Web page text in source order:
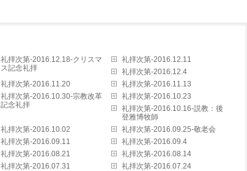
礼拝次第-2016.12.18-クリスマ
ス記念礼拝
礼拝次第-2016.12.11
礼拝次第-2016.12.4
礼拝次第-2016.11.20
礼拝次第-2016.11.13
礼拝次第-2016.10.30-宗教改革
記念礼拝
礼拝次第-2016.10.23
礼拝次第-2016.10.16-説教：後
登雅博牧師
礼拝次第-2016.10.02
礼拝次第-2016.09.25-敬老会
礼拝次第-2016.09.11
礼拝次第-2016.09.4
礼拝次第-2016.08.21
礼拝次第-2016.08.14
礼拝次第-2016.07.31
礼拝次第-2016.07.24